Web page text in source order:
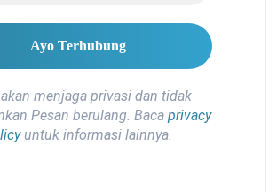
menjaga privasi dan tidak
Pesan berulang. Baca privacy
untuk informasi lainnya.